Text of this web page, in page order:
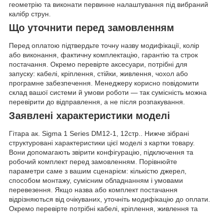
геометрію та виконати первинне налаштування під вибраний
калібр струн.
Що уточнити перед замовленням
Перед оплатою підтвердьте точну назву модифікації, колір
або виконання, фактичну комплектацію, гарантію та строк
постачання. Окремо перевірте аксесуари, потрібні для
запуску: кабелі, кріплення, стійки, живлення, чохол або
програмне забезпечення. Менеджеру корисно повідомити
склад вашої системи й умови роботи — так сумісність можна
перевірити до відправлення, а не після розпакування.
Заявлені характеристики моделі
Гітара ак. Sigma 1 Series DM12-1, 12стр.. Нижче зібрані
структуровані характеристики цієї моделі з картки товару.
Вони допомагають звірити конфігурацію, підключення та
робочий комплект перед замовленням. Порівнюйте
параметри саме з вашим сценарієм: кількістю джерел,
способом монтажу, сумісним обладнанням і умовами
перевезення. Якщо назва або комплект постачання
відрізняються від очікуваних, уточніть модифікацію до оплати.
Окремо перевірте потрібні кабелі, кріплення, живлення та